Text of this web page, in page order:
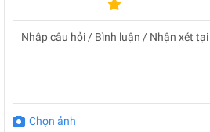
Chọn ảnh